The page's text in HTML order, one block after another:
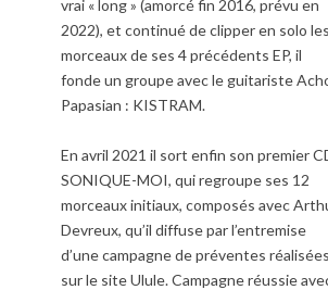
vrai « long » (amorcé fin 2016, prévu en
2022), et continué de clipper en solo les
morceaux de ses 4 précédents EP, il
fonde un groupe avec le guitariste
Papasian : KISTRAM.
En avril 2021 il sort enfin son premier
SONIQUE-MOI, qui regroupe ses 12
morceaux initiaux, composés avec
Devreux, qu’il diffuse par l’entremise
d’une campagne de préventes réalisées
sur le site Ulule. Campagne réussie